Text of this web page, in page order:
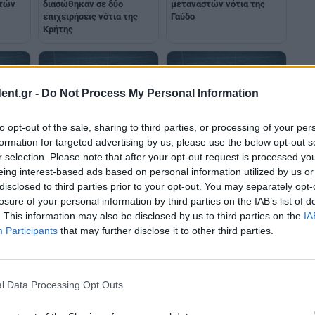
- Do Not Process My Personal Information
opt-out of the sale, sharing to third parties, or processing of your
for targeted advertising by us, please use the below opt-out
selection. Please note that after your opt-out request is processed
interest-based ads based on personal information utilized by us
to third parties prior to your opt-out. You may separately
of your personal information by third parties on the IAB’s list of
This information may also be disclosed by us to third parties on the
Participants that may further disclose it to other third parties.
Data Processing Opt Outs
διασώθηκαν σε δύο
επιχειρήσεις νότια της
Κρήτης
μεταναστών νότια της
Γαύδο
Εντοπισμός λέμβου με 36
μετανάστες νότια των
Καλών Λιμένων Κρήτης
Διάσωση 108 μεταναστών
που επέβαιναν σε ξύλινη
λέμβο νότια της Γαύδου